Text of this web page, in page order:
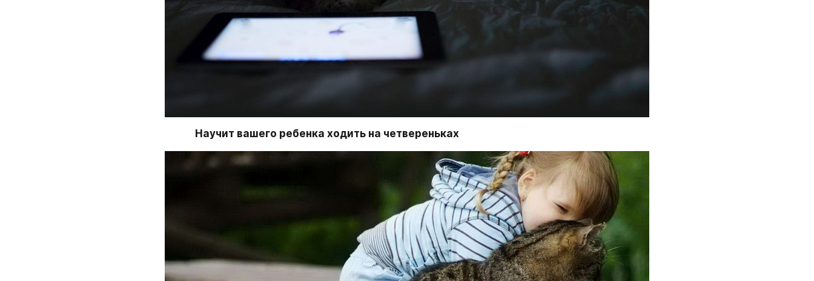
Научит вашего ребенка ходить на четвереньках